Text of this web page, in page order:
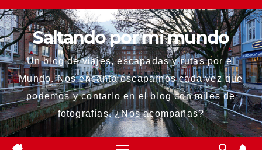
Saltar
al
contenidoSaltando por mi mundo
Un blog de viajes, escapadas y rutas por el
Mundo. Nos encanta escaparnos cada vez que
podemos y contarlo en el blog con miles de
fotografías. ¿Nos acompañas?